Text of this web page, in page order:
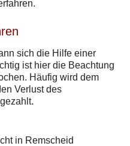
sich die Hilfe einer
ist hier die Beachtung
Häufig wird dem
Verlust des
in Remscheid